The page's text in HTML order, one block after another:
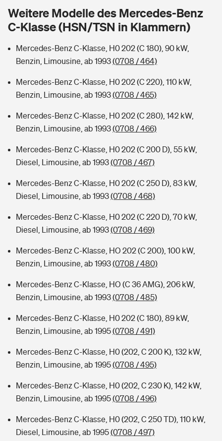
Wer versichert was: Jetzt Versicherer finden
Sie haben Fragen?
Musikinstrumentenversicherung
Zur Übersicht
Tools
Kinderunfall-Check: Mehr Sicherheit für deine Kids
Sie haben Fragen?
Weitere Modelle des Mercedes-Benz
C-Klasse (HSN/TSN in Klammern)
Mercedes-Benz C-Klasse, H0 202 (C 180), 90 kW,
Benzin, Limousine, ab 1993(0708 / 464)
Mercedes-Benz C-Klasse, H0 202 (C 220), 110 kW,
Benzin, Limousine, ab 1993(0708 / 465)
Mercedes-Benz C-Klasse, H0 202 (C 280), 142 kW,
Benzin, Limousine, ab 1993(0708 / 466)
Mercedes-Benz C-Klasse, H0 202 (C 200 D), 55 kW,
Diesel, Limousine, ab 1993(0708 / 467)
Mercedes-Benz C-Klasse, H0 202 (C 250 D), 83 kW,
Diesel, Limousine, ab 1993(0708 / 468)
Mercedes-Benz C-Klasse, H0 202 (C 220 D), 70 kW,
Diesel, Limousine, ab 1993(0708 / 469)
Mercedes-Benz C-Klasse, HO 202 (C 200), 100 kW,
Benzin, Limousine, ab 1993(0708 / 480)
Mercedes-Benz C-Klasse, HO (C 36 AMG), 206 kW,
Benzin, Limousine, ab 1993(0708 / 485)
Mercedes-Benz C-Klasse, H0 202 (C 180), 89 kW,
Benzin, Limousine, ab 1995(0708 / 491)
Mercedes-Benz C-Klasse, H0 (202, C 200 K), 132 kW,
Benzin, Limousine, ab 1995(0708 / 495)
Mercedes-Benz C-Klasse, H0 (202, C 230 K), 142 kW,
Benzin, Limousine, ab 1995(0708 / 496)
Mercedes-Benz C-Klasse, H0 (202, C 250 TD), 110 kW,
Diesel, Limousine, ab 1995(0708 / 497)